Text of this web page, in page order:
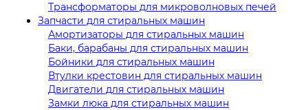
Трансформаторы для микроволновых печей
Запчасти для стиральных машин
Амортизаторы для стиральных машин
Баки, барабаны для стиральных машин
Бойники для стиральных машин
Втулки крестовин для стиральных машин
Двигатели для стиральных машин
Замки люка для стиральных машин